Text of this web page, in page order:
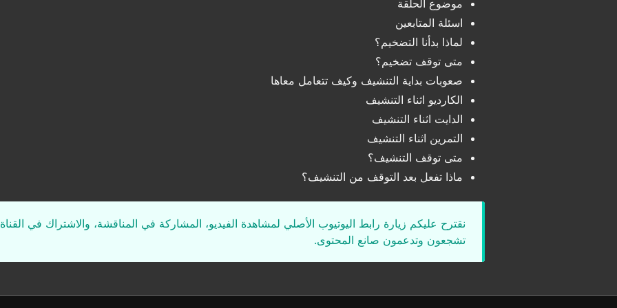
موضوع الحلقة
اسئلة المتابعين
لماذا بدأنا التضخيم؟
متى توقف تضخيم؟
صعوبات بداية التنشيف وكيف تتعامل معاها
الكارديو اثناء التنشيف
الدايت اثناء التنشيف
التمرين اثناء التنشيف
متى توقف التنشيف؟
ماذا تفعل بعد التوقف من التنشيف؟
نقترح عليكم زيارة رابط اليوتيوب الأصلي لمشاهدة الفيديو، المشاركة في المناقشة، والاشتراك في
تشجعون وتدعمون صانع المحتوى.